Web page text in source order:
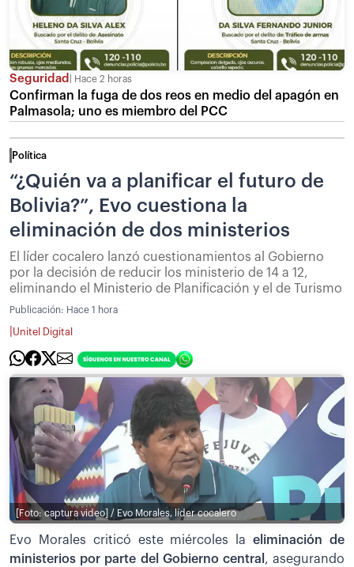
Seguridad Hace 2 horas
Confirman la fuga de dos reos en medio del apagón en
Palmasola; uno es miembro del PCC
Política
“¿Quién va a planificar el futuro de
Bolivia?”, Evo cuestiona la
eliminación de dos ministerios
El líder cocalero lanzó cuestionamientos al Gobierno
por la decisión de reducir los ministerio de 14 a 12,
eliminando el Ministerio de Planificación y el de Turismo
Publicación: Hace 1 hora
Unitel Digital
[Foto: captura video] / Evo Morales, líder cocalero
Evo Morales criticó este miércoles laeliminación de
ministerios por parte del Gobierno central , asegurando